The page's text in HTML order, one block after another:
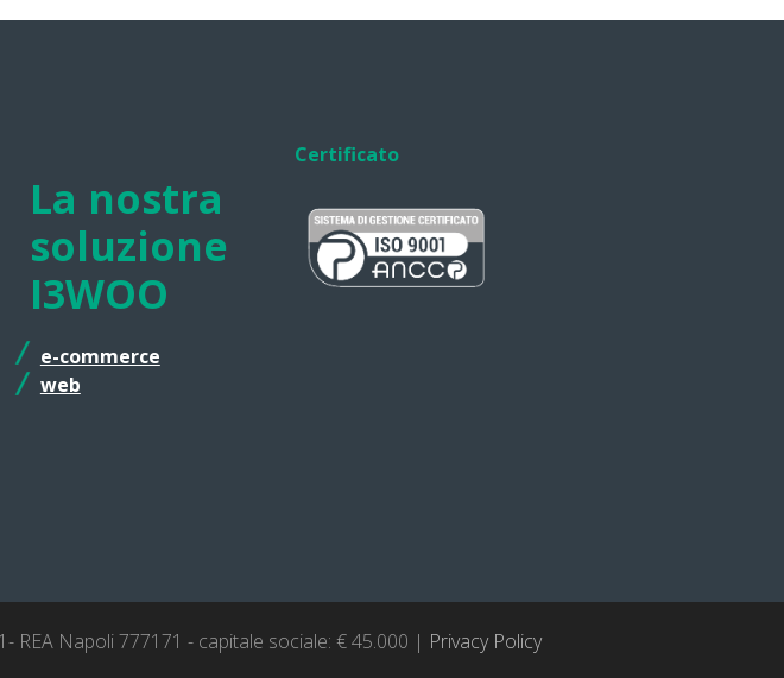
La nostra
soluzione
I3WOO
e-commerce
web
Certificato
REA Napoli 777171 - capitale sociale: € 45.000 | Privacy Policy